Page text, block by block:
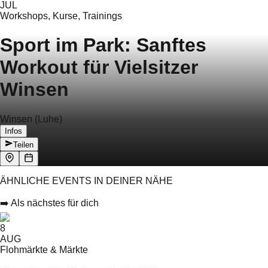
JUL
Workshops, Kurse, Trainings
Sport im Park: Sanftes
Workout für Vielsitzer
Winsen
Winsen (Luhe)
Infos
Teilen
ÄHNLICHE EVENTS IN DEINER NÄHE
➡️ Als nächstes für dich
8
AUG
Flohmärkte & Märkte